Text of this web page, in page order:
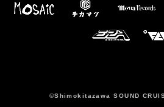
©️Shimokitazawa SOUND